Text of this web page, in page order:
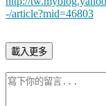
-/article?mid=46803
載入更多